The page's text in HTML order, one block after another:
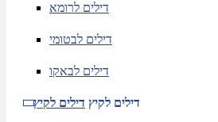
דילים לרומא
דילים לבטומי
דילים לבאקו
דילים לקיץ דילים לקיץ